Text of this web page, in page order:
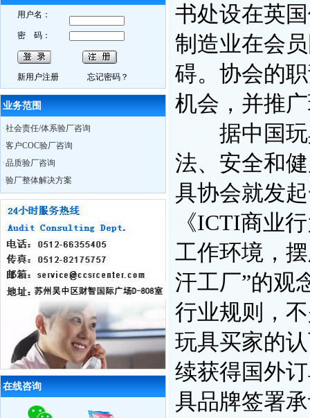
良好成绩
6月10日我公司
BSCI研讨会在苏州召开
6月11日苏州**贸易接受我公司
6月13日如皋**数码Best Buy验厂
6月13日海门**时装
C-TPAT验厂过关
6月13日南通**服饰BSCI验厂合格
6月13日如东**时装ICTI认证中取得A
证
6月14日通州市**袜业取得
证书
ISO外审员资格证书
6月29日我公司CSR研讨会在无锡召开
10月28日苏州XX服饰在我公司辅导下
通过BSCI认证，被审核员誉为苏州最
优服装工厂
10月29日苏州奥地特企业管理咨询有
限公司，召开公司大会公布上半年业
绩，累计辅导企业322家，一次性通过
率95%
12月18日，苏州奥地特企业对厦门27
家外贸公司开展BSCI认知培训公开课
扬州zy玩具ICTI认证取得优异成绩
2010我公司业绩大幅增长,全年累计辅
导工厂达903家！
2011年3月，帮助83家工厂通过验厂
（其中 ICTI认证5家）
2011年4月，帮助75家工厂通过验厂
（其中EICC认证
2011年5月，帮助79家工厂通过
（其中,ICTI认证
用户名：
密 码：
新用户注册 忘记密码？
业务范围
·社会责任/体系验厂咨询
·客户COC验厂咨询
·品质验厂咨询
·验厂整体解决方案
在线咨询
书处设在英
制造业在会
碍。协会的
机会，并推
据中国玩
法、安全和
具协会就发
《ICTI商业
工作环境，
汗工厂”的观
行业规则，
玩具买家的
续获得国外
具品牌签署